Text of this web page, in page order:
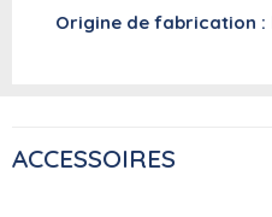
Origine de fabrication :
ACCESSOIRES